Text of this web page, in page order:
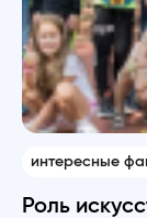
интересные
Роль